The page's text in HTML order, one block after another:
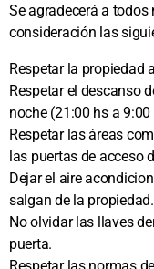
Se agradecerá a todos
consideración las
Respetar la propiedad
Respetar el descanso
noche (21:00 hs a
Respetar las áreas
las puertas de acceso
Dejar el aire
salgan de la propiedad.
No olvidar las llaves
puerta.